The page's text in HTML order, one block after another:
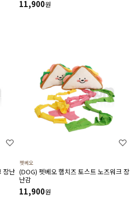
11,900원
장난
펫베오
(DOG) 펫베오 햄치즈 토스트 노즈워크 장
난감
11,900원